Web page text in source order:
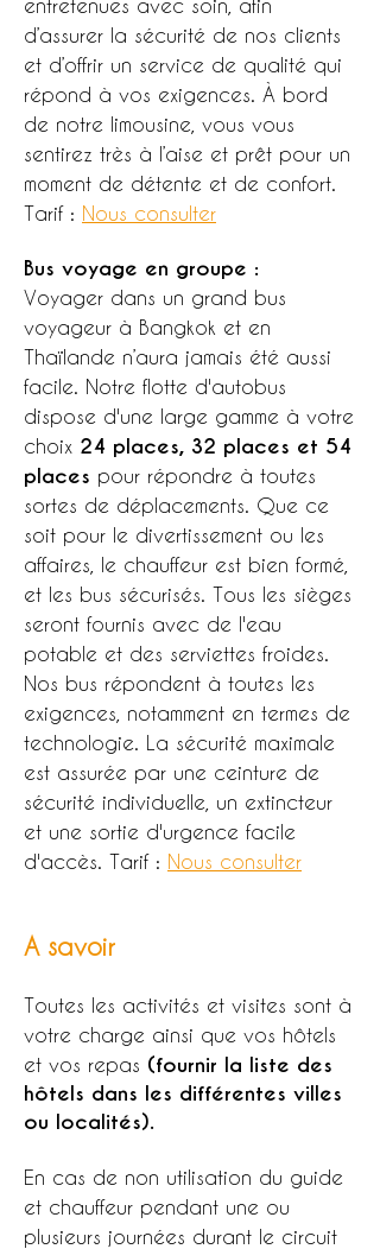
entretenues avec soin, afin
d’assurer la sécurité de nos clients
et d’offrir un service de qualité qui
répond à vos exigences. À bord
de notre limousine, vous vous
sentirez très à l’aise et prêt pour un
moment de détente et de confort.
Tarif : Nous consulter
Bus voyage en groupe :
Voyager dans un grand bus
voyageur à Bangkok et en
Thaïlande n’aura jamais été aussi
facile. Notre flotte d'autobus
dispose d'une large gamme à votre
choix 24 places, 32 places et 54
places pour répondre à toutes
sortes de déplacements. Que ce
soit pour le divertissement ou les
affaires, le chauffeur est bien formé,
et les bus sécurisés. Tous les sièges
seront fournis avec de l'eau
potable et des serviettes froides.
Nos bus répondent à toutes les
exigences, notamment en termes de
technologie. La sécurité maximale
est assurée par une ceinture de
sécurité individuelle, un extincteur
et une sortie d'urgence facile
d'accès. Tarif : Nous consulter
A savoir
Toutes les activités et visites sont à
votre charge ainsi que vos hôtels
et vos repas (fournir la liste des
hôtels dans les différentes villes
ou localités).
En cas de non utilisation du guide
et chauffeur pendant une ou
plusieurs journées durant le circuit